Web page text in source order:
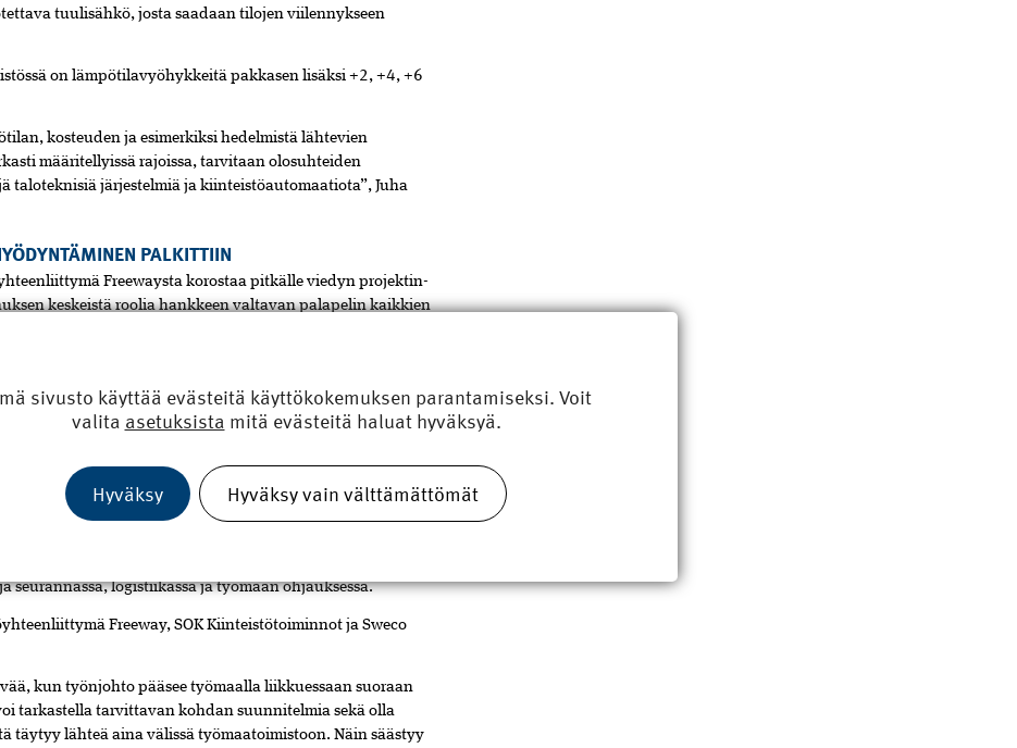
tuulisähkö, josta saadaan tilojen viilennykseen
on lämpötilavyöhykkeitä pakkasen lisäksi +2, +4, +6
kosteuden ja esimerkiksi hedelmistä lähtevien
määritellyissä rajoissa, tarvitaan olosuhteiden
järjestelmiä ja kiinteistöautomaatiota”, Juha
PALKITTIIN
Freewaysta korostaa pitkälle viedyn projektin-
keskeistä roolia hankkeen valtavan palapelin kaikkien
ovat koonneet hankkeeseen parhaan
lisäksi myös toteutuksessa hyvin kattavasti ja
ja teollisuusrakentamisen sarjan voitto Tekla BIM
projektiryhmän yhteistyöhön ja tiedolla
hankkeessa on hyödynnetty mallinnettuja tietoja
osapuolten kesken. Lisäksi mallia on hyödynnetty
seurannassa, logistiikassa ja työmaan ohjauksessa.
Freeway, SOK Kiinteistötoiminnot ja Sweco
kun työnjohto pääsee työmaalla liikkuessaan suoraan
tarkastella tarvittavan kohdan suunnitelmia sekä olla
täytyy lähteä aina välissä työmaatoimistoon. Näin säästyy
sivusto käyttää evästeitä käyttökokemuksen parantamiseksi. Voit
valita asetuksista mitä evästeitä haluat hyväksyä.
Hyväksy Hyväksy vain välttämättömät